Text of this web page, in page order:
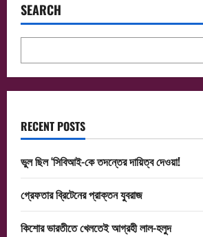
ব্যবহার
নিরাপদ?
SEARCH
RECENT POSTS
ভুল ছিল ‘সিবিআই-কে তদন্তের দায়িত্ব দেওয়া!
গ্রেফতার ব্রিটেনের প্রাক্তন যুবরাজ
কিশোর ভারতীতে খেলতেই আগ্রহী লাল-হলুদ